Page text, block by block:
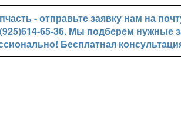
- отправьте заявку нам на
65-36. Мы подберем нужные
Бесплатная